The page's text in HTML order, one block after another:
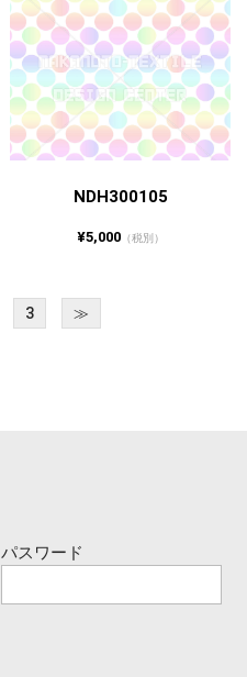
NDH300105
¥5,000（税別）
3 ≫
パスワード